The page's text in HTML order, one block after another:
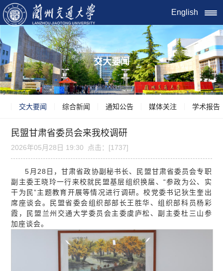
English
交大要闻
交大要闻 综合新闻 通知公告 媒体关注 学术报告
民盟甘肃省委员会来我校调研
2026年05月28日 19:30 点击：[1737]
5月28日，甘肃省政协副秘书长、民盟甘肃省委员会专职
副主委王晓玲一行来校就民盟基层组织换届、“参政为公、实
干为民”主题教育开展等情况进行调研。校党委书记狄生奎出
席座谈会。民盟省委会组织部部长王胜华、组织部科员杨彩
霞，民盟兰州交通大学委员会主委虞庐松、副主委杜三山参
加座谈会。